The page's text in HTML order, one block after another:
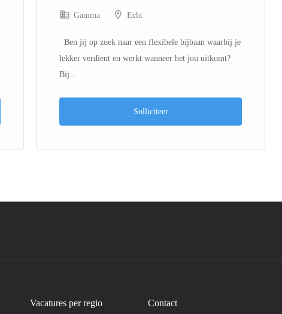
Gamma Echt
Ben jij op zoek naar een flexibele bijbaan waarbij je
lekker verdient en werkt wanneer het jou uitkomt?
Bij...
Solliciteer
Vacatures per regio Contact